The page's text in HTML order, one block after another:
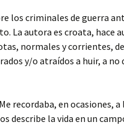
los criminales de guerra
La autora es croata, hace
normales y corrientes,
y/o atraídos a huir, a
recordaba, en ocasiones,
describe la vida en un